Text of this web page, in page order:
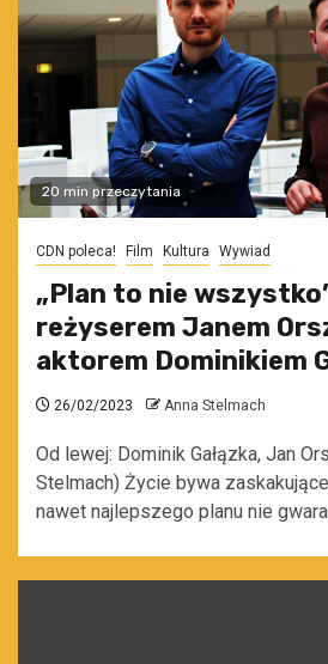
20 min przeczytania
CDN poleca! Film Kultura Wywiad
„Plan to nie
reżyserem Janem
aktorem Dominikiem
26/02/2023 Anna Stelmach
Od lewej: Dominik Gałązka, Jan
Stelmach) Życie bywa
nawet najlepszego planu nie